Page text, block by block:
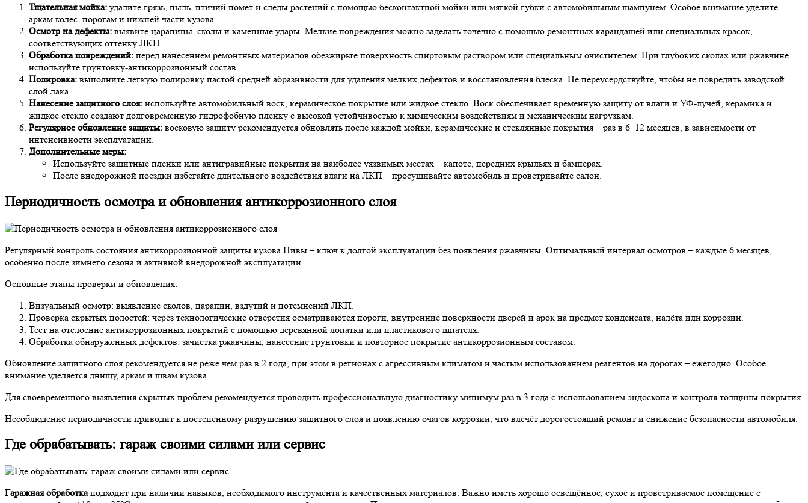
Тщательная мойка: удалите грязь, пыль, птичий помет и следы растений с помощью бесконтактной мойки или мягкой губки с автомобильным шампунем. Особое внимание уделите
аркам колес, порогам и нижней части кузова.
Осмотр на дефекты: выявите царапины, сколы и каменные удары. Мелкие повреждения можно заделать точечно с помощью ремонтных карандашей или специальных красок,
соответствующих оттенку ЛКП.
Обработка повреждений: перед нанесением ремонтных материалов обезжирьте поверхность спиртовым раствором или специальным очистителем. При глубоких сколах или ржавчине
используйте грунтовку-антикоррозионный состав.
Полировка: выполните легкую полировку пастой средней абразивности для удаления мелких дефектов и восстановления блеска. Не переусердствуйте, чтобы не повредить заводской
слой лака.
Нанесение защитного слоя: используйте автомобильный воск, керамическое покрытие или жидкое стекло. Воск обеспечивает временную защиту от влаги и УФ-лучей, керамика и
жидкое стекло создают долговременную гидрофобную пленку с высокой устойчивостью к химическим воздействиям и механическим нагрузкам.
Регулярное обновление защиты: восковую защиту рекомендуется обновлять после каждой мойки, керамические и стеклянные покрытия – раз в 6–12 месяцев, в зависимости от
интенсивности эксплуатации.
Дополнительные меры:
Используйте защитные пленки или антигравийные покрытия на наиболее уязвимых местах – капоте, передних крыльях и бамперах.
После внедорожной поездки избегайте длительного воздействия влаги на ЛКП – просушивайте автомобиль и проветривайте салон.
Периодичность осмотра и обновления антикоррозионного слоя
Регулярный контроль состояния антикоррозионной защиты кузова Нивы – ключ к долгой эксплуатации без появления ржавчины. Оптимальный интервал осмотров – каждые 6 месяцев,
особенно после зимнего сезона и активной внедорожной эксплуатации.
Основные этапы проверки и обновления:
Визуальный осмотр: выявление сколов, царапин, вздутий и потемнений ЛКП.
Проверка скрытых полостей: через технологические отверстия осматриваются пороги, внутренние поверхности дверей и арок на предмет конденсата, налёта или коррозии.
Тест на отслоение антикоррозионных покрытий с помощью деревянной лопатки или пластикового шпателя.
Обработка обнаруженных дефектов: зачистка ржавчины, нанесение грунтовки и повторное покрытие антикоррозионным составом.
Обновление защитного слоя рекомендуется не реже чем раз в 2 года, при этом в регионах с агрессивным климатом и частым использованием реагентов на дорогах – ежегодно. Особое
внимание уделяется днищу, аркам и швам кузова.
Для своевременного выявления скрытых проблем рекомендуется проводить профессиональную диагностику минимум раз в 3 года с использованием эндоскопа и контроля толщины покрытия.
Несоблюдение периодичности приводит к постепенному разрушению защитного слоя и появлению очагов коррозии, что влечёт дорогостоящий ремонт и снижение безопасности автомобиля.
Где обрабатывать: гараж своими силами или сервис
Гаражная обработкаподходит при наличии навыков, необходимого инструмента и качественных материалов. Важно иметь хорошо освещённое, сухое и проветриваемое помещение с